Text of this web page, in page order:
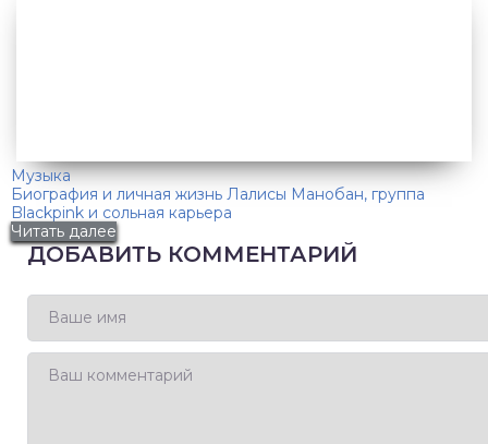
Музыка
Биография и личная жизнь Лалисы Манобан, группа
Blackpink и сольная карьера
Читать далее
ДОБАВИТЬ КОММЕНТАРИЙ